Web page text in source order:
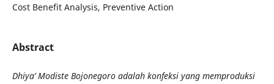
Cost Benefit Analysis, Preventive Action
Abstract
Dhiya’ Modiste Bojonegoro adalah konfeksi yang memproduksi